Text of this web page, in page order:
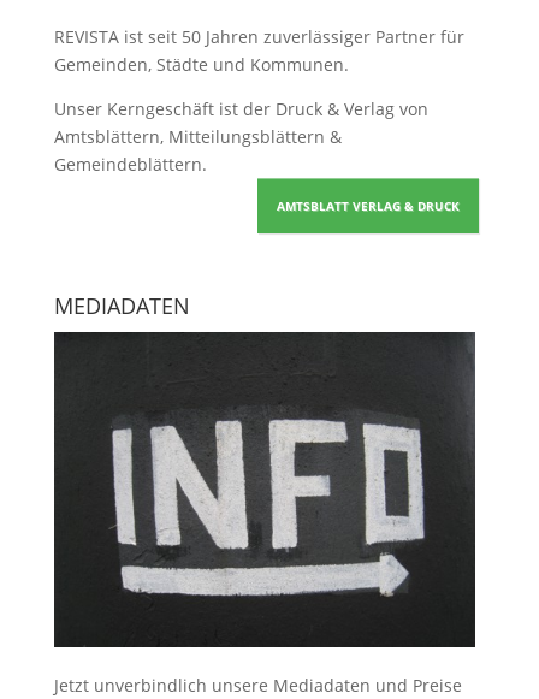
REVISTA ist seit 50 Jahren zuverlässiger Partner für
Gemeinden, Städte und Kommunen.
Unser Kerngeschäft ist der Druck & Verlag von
Amtsblättern, Mitteilungsblättern &
Gemeindeblättern.
AMTSBLATT VERLAG & DRUCK
MEDIADATEN
Jetzt unverbindlich unsere Mediadaten und Preise